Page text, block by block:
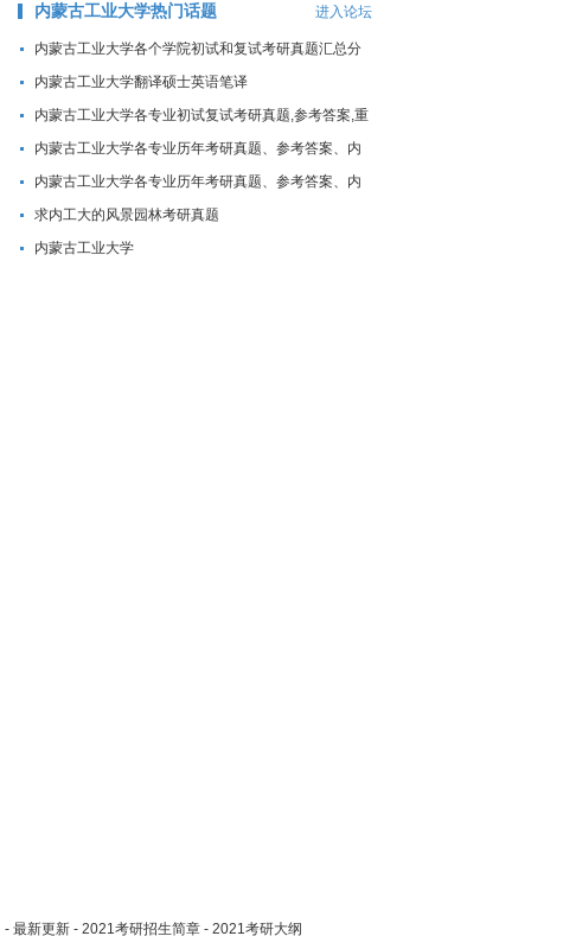
内蒙古工业大学热门话题 进入论坛
内蒙古工业大学各个学院初试和复试考研真题汇总分
享
内蒙古工业大学翻译硕士英语笔译
内蒙古工业大学各专业初试复试考研真题,参考答案,重
点范围
内蒙古工业大学各专业历年考研真题、参考答案、内
部笔记
内蒙古工业大学各专业历年考研真题、参考答案、内
部笔记
求内工大的风景园林考研真题
内蒙古工业大学
- 最新更新 - 2021考研招生简章 - 2021考研大纲